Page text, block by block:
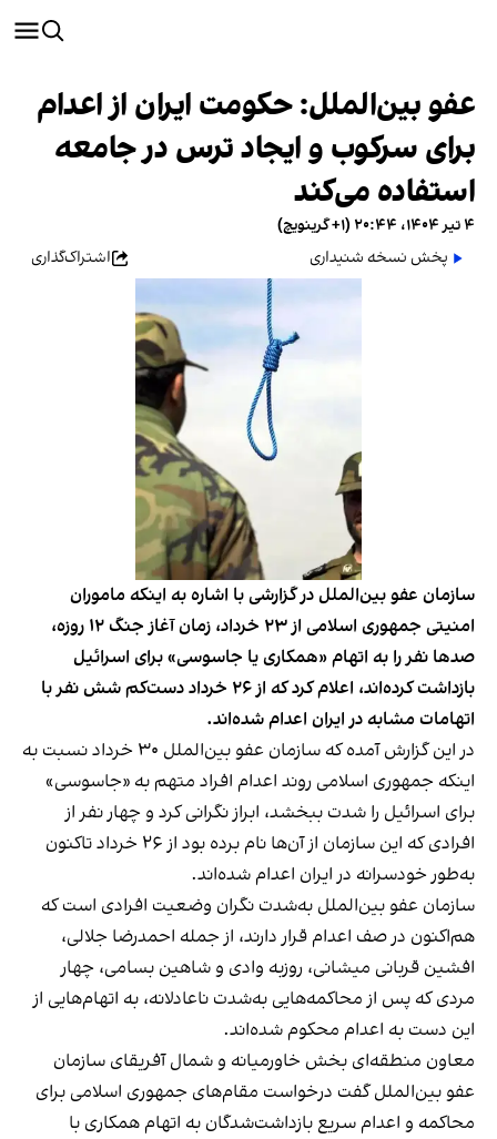
عفو بین‌الملل: حکومت ایران از اعدام
برای سرکوب و ایجاد ترس در جامعه
استفاده می‌کند
۴ تیر ۱۴۰۴، ۲۰:۴۴ (‎+۱ گرینویچ)
پخش نسخه شنیداری
اشتراک‌گذاری
سازمان عفو بین‌الملل در گزارشی با اشاره به اینکه ماموران
امنیتی جمهوری اسلامی از ۲۳ خرداد، زمان آغاز جنگ ۱۲ روزه،
صدها نفر را به اتهام «همکاری یا جاسوسی» برای اسرائیل
بازداشت کرده‌اند، اعلام کرد که از ۲۶ خرداد دست‌کم شش نفر با
اتهامات مشابه در ایران اعدام شده‌اند.
در این گزارش آمده که سازمان عفو بین‌الملل ۳۰ خرداد نسبت به
اینکه جمهوری اسلامی روند اعدام افراد متهم به «جاسوسی»
برای اسرائیل را شدت ببخشد، ابراز نگرانی کرد و چهار نفر از
افرادی که این سازمان از آن‌ها نام برده بود از ۲۶ خرداد تاکنون
به‌طور خودسرانه در ایران اعدام شده‌اند.
سازمان عفو بین‌الملل به‌شدت نگران وضعیت افرادی است که
هم‌اکنون در صف اعدام قرار دارند، از جمله احمدرضا جلالی،
افشین قربانی میشانی، روزبه وادی و شاهین بسامی، چهار
مردی که پس از محاکمه‌هایی به‌شدت ناعادلانه، به اتهام‌هایی از
این دست به اعدام محکوم شده‌اند.
معاون منطقه‌ای بخش خاورمیانه و شمال آفریقای سازمان
عفو بین‌الملل گفت درخواست مقام‌های جمهوری اسلامی برای
محاکمه و اعدام سریع بازداشت‌شدگان به اتهام همکاری با